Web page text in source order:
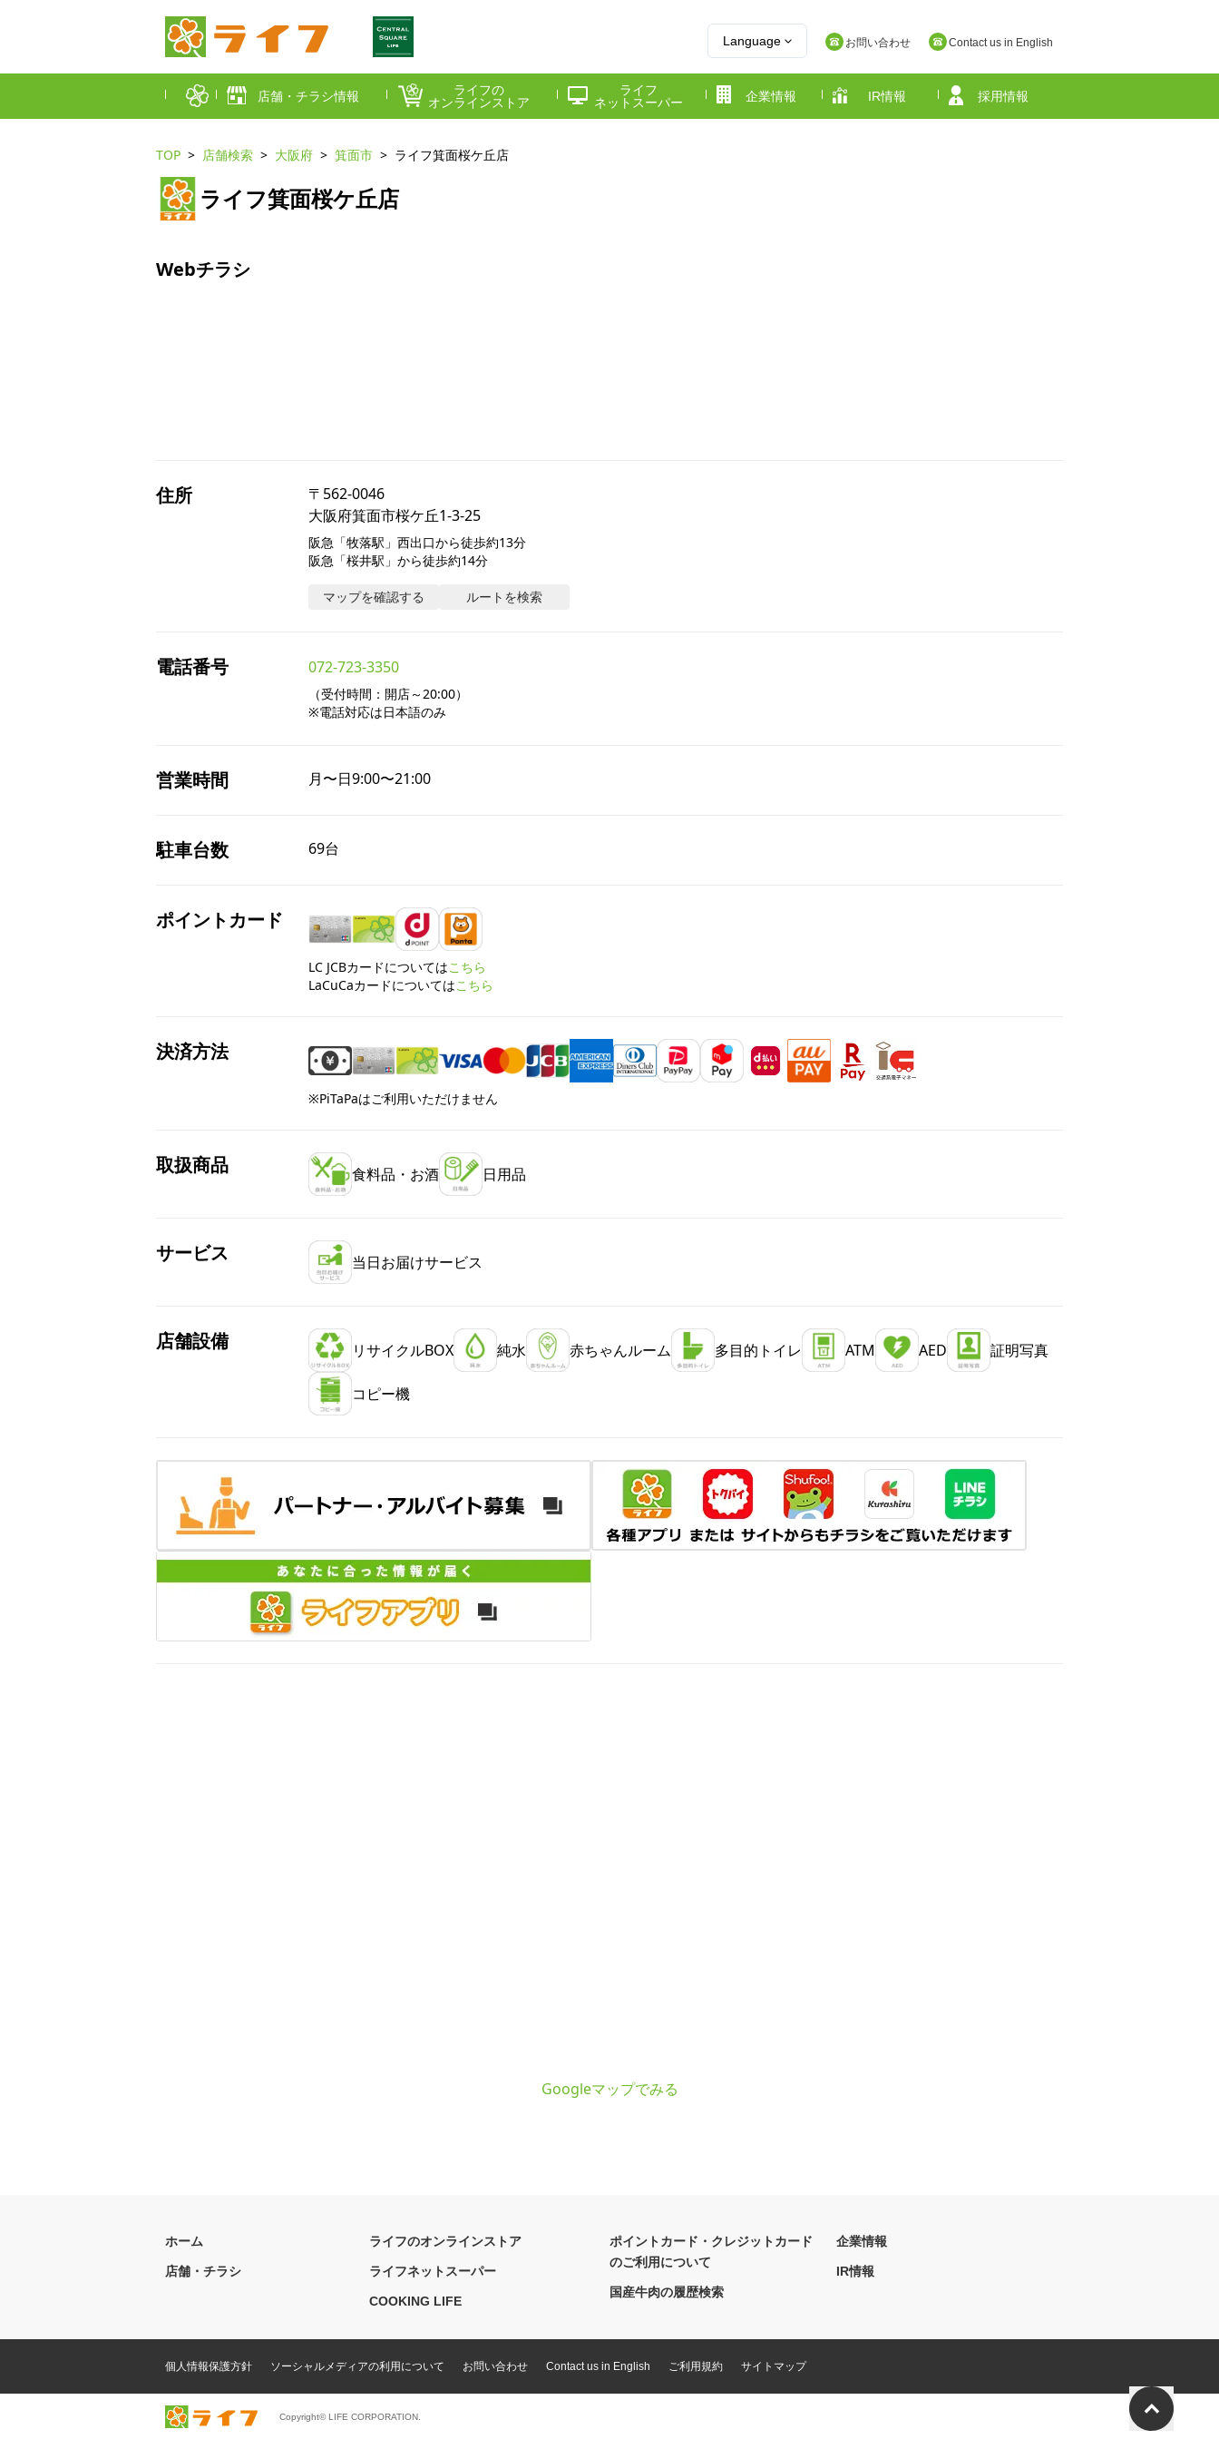
Language お問い合わせ Contact us in English
店舗・チラシ情報
東京都 埼玉県
大阪市
ライフの
オンラインストア
ライフ
ネットスーパー
企業情報 IR情報 採用情報
TOP 店舗検索 大阪府 箕面市 ライフ箕面桜ケ丘店
ライフ箕面桜ケ丘店
Webチラシ
住所 〒 562-0046
大阪府箕面市桜ケ丘1-3-25
阪急「牧落駅」西出口から徒歩約13分
阪急「桜井駅」から徒歩約14分
マップを確認する ルートを検索
電話番号 072-723-3350
（受付時間：開店～20:00）
※電話対応は日本語のみ
営業時間 月〜日9:00〜21:00
駐車台数 69台
ポイントカード
LC JCBカードについてはこちら
LaCuCaカードについてはこちら
決済方法
※PiTaPaはご利用いただけません
取扱商品 食料品・お酒 日用品
サービス 当日お届けサービス
店舗設備 リサイクルBOX 純水 赤ちゃんルーム 多目的トイレ ATM AED 証明写真
コピー機
Googleマップでみる
ホーム
店舗・チラシ
ライフのオンラインストア
ライフネットスーパー
COOKING LIFE
ポイントカード・クレジットカード
のご利用について
国産牛肉の履歴検索
企業情報
IR情報
個人情報保護方針 ソーシャルメディアの利用について お問い合わせ Contact us in English ご利用規約 サイトマップ
Copyright© LIFE CORPORATION.